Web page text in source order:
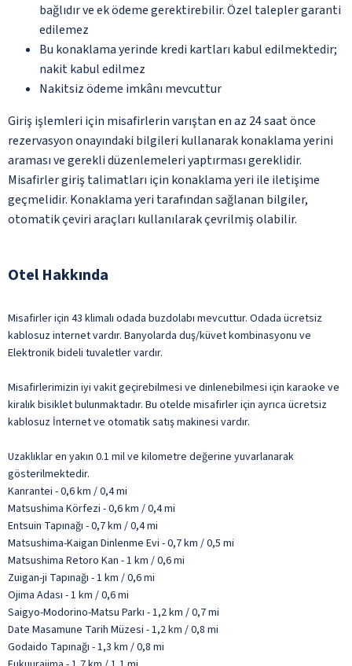
bağlıdır ve ek ödeme gerektirebilir. Özel talepler garanti
edilemez
Bu konaklama yerinde kredi kartları kabul edilmektedir;
nakit kabul edilmez
Nakitsiz ödeme imkânı mevcuttur
Giriş işlemleri için misafirlerin varıştan en az 24 saat önce
rezervasyon onayındaki bilgileri kullanarak konaklama yerini
araması ve gerekli düzenlemeleri yaptırması gereklidir.
Misafirler giriş talimatları için konaklama yeri ile iletişime
geçmelidir. Konaklama yeri tarafından sağlanan bilgiler,
otomatik çeviri araçları kullanılarak çevrilmiş olabilir.
Otel Hakkında
Misafirler için 43 klimalı odada buzdolabı mevcuttur. Odada ücretsiz
kablosuz internet vardır. Banyolarda duş/küvet kombinasyonu ve
Elektronik bideli tuvaletler vardır.
Misafirlerimizin iyi vakit geçirebilmesi ve dinlenebilmesi için karaoke ve
kiralık bisiklet bulunmaktadır. Bu otelde misafirler için ayrıca ücretsiz
kablosuz İnternet ve otomatik satış makinesi vardır.
Uzaklıklar en yakın 0.1 mil ve kilometre değerine yuvarlanarak
gösterilmektedir.
Kanrantei - 0,6 km / 0,4 mi
Matsushima Körfezi - 0,6 km / 0,4 mi
Entsuin Tapınağı - 0,7 km / 0,4 mi
Matsushima-Kaigan Dinlenme Evi - 0,7 km / 0,5 mi
Matsushima Retoro Kan - 1 km / 0,6 mi
Zuigan-ji Tapınağı - 1 km / 0,6 mi
Ojima Adası - 1 km / 0,6 mi
Saigyo-Modorino-Matsu Parkı - 1,2 km / 0,7 mi
Date Masamune Tarih Müzesi - 1,2 km / 0,8 mi
Godaido Tapınağı - 1,3 km / 0,8 mi